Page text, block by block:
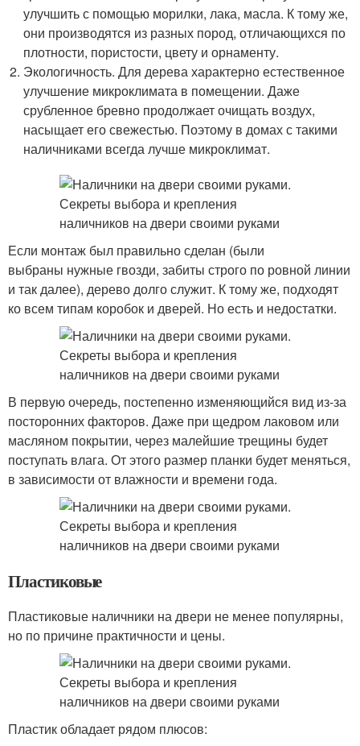
улучшить с помощью морилки, лака, масла. К тому же,
они производятся из разных пород, отличающихся по
плотности, пористости, цвету и орнаменту.
Экологичность. Для дерева характерно естественное
улучшение микроклимата в помещении. Даже
срубленное бревно продолжает очищать воздух,
насыщает его свежестью. Поэтому в домах с такими
наличниками всегда лучше микроклимат.
Если монтаж был правильно сделан (были
выбраны нужные гвозди, забиты строго по ровной линии
и так далее), дерево долго служит. К тому же, подходят
ко всем типам коробок и дверей. Но есть и недостатки.
В первую очередь, постепенно изменяющийся вид из-за
посторонних факторов. Даже при щедром лаковом или
масляном покрытии, через малейшие трещины будет
поступать влага. От этого размер планки будет меняться,
в зависимости от влажности и времени года.
Пластиковые
Пластиковые наличники на двери не менее популярны,
но по причине практичности и цены.
Пластик обладает рядом плюсов: